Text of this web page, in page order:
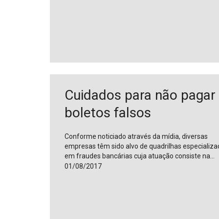
Cuidados para não pagar
boletos falsos
Conforme noticiado através da mídia, diversas
empresas têm sido alvo de quadrilhas
em fraudes bancárias cuja atuação consiste na…
01/08/2017